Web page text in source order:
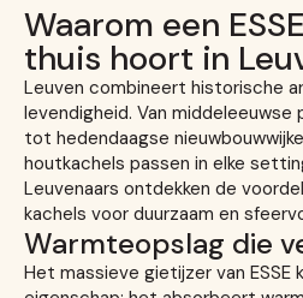
Waarom een
thuis hoort in
Leuven combineert historische
levendigheid. Van
tot hedendaagse
houtkachels passen in elke
Leuvenaars ontdekken de
kachels voor duurzaam en
Warmteopslag die
Het massieve gietijzer van ESSE